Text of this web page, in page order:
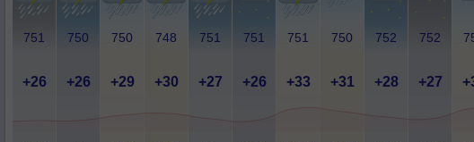
751 750 750 748 751 751 751 750 752 752
+26 +26 +29 +30 +27 +26 +33 +31 +28 +27